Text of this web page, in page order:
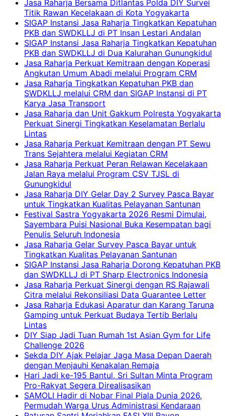
Jasa Raharja Bersama Ditlantas Polda DIY Survei
Titik Rawan Kecelakaan di Kota Yogyakarta
SIGAP Instansi Jasa Raharja Tingkatkan Kepatuhan
PKB dan SWDKLLJ di PT Insan Lestari Andalan
SIGAP Instansi Jasa Raharja Tingkatkan Kepatuhan
PKB dan SWDKLLJ di Dua Kalurahan Gunungkidul
Jasa Raharja Perkuat Kemitraan dengan Koperasi
Angkutan Umum Abadi melalui Program CRM
Jasa Raharja Tingkatkan Kepatuhan PKB dan
SWDKLLJ melalui CRM dan SIGAP Instansi di PT
Karya Jasa Transport
Jasa Raharja dan Unit Gakkum Polresta Yogyakarta
Perkuat Sinergi Tingkatkan Keselamatan Berlalu
Lintas
Jasa Raharja Perkuat Kemitraan dengan PT Sewu
Trans Sejahtera melalui Kegiatan CRM
Jasa Raharja Perkuat Peran Relawan Kecelakaan
Jalan Raya melalui Program CSV TJSL di
Gunungkidul
Jasa Raharja DIY Gelar Day 2 Survey Pasca Bayar
untuk Tingkatkan Kualitas Pelayanan Santunan
Festival Sastra Yogyakarta 2026 Resmi Dimulai,
Sayembara Puisi Nasional Buka Kesempatan bagi
Penulis Seluruh Indonesia
Jasa Raharja Gelar Survey Pasca Bayar untuk
Tingkatkan Kualitas Pelayanan Santunan
SIGAP Instansi Jasa Raharja Dorong Kepatuhan PKB
dan SWDKLLJ di PT Sharp Electronics Indonesia
Jasa Raharja Perkuat Sinergi dengan RS Rajawali
Citra melalui Rekonsiliasi Data Guarantee Letter
Jasa Raharja Edukasi Aparatur dan Karang Taruna
Gamping untuk Perkuat Budaya Tertib Berlalu
Lintas
DIY Siap Jadi Tuan Rumah 1st Asian Gym for Life
Challenge 2026
Sekda DIY Ajak Pelajar Jaga Masa Depan Daerah
dengan Menjauhi Kenakalan Remaja
Hari Jadi ke-195 Bantul, Sri Sultan Minta Program
Pro-Rakyat Segera Direalisasikan
SAMOLI Hadir di Nobar Final Piala Dunia 2026,
Permudah Warga Urus Administrasi Kendaraan